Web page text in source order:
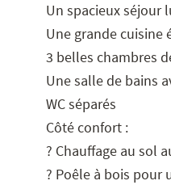
Un spacieux séjour
Une grande cuisine
3 belles chambres
Une salle de bains
WC séparés
Côté confort :
? Chauffage au sol
? Poêle à bois pour